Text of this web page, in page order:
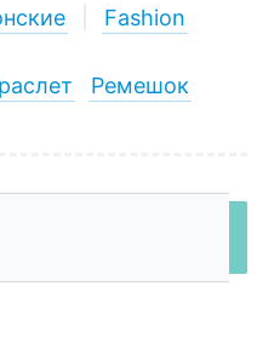
Fashion
Ремешок